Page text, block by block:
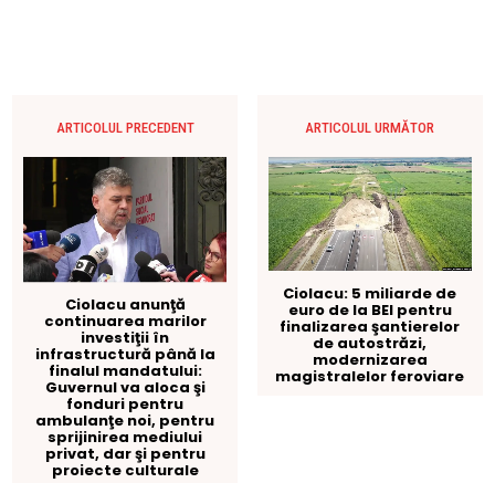
ARTICOLUL PRECEDENT
Ciolacu anunţă
continuarea marilor
investiţii în
infrastructură până la
finalul mandatului:
Guvernul va aloca şi
fonduri pentru
ambulanţe noi, pentru
sprijinirea mediului
privat, dar şi pentru
proiecte culturale
ARTICOLUL URMĂTOR
Ciolacu: 5 miliarde de
euro de la BEI pentru
finalizarea şantierelor
de autostrăzi,
modernizarea
magistralelor feroviare